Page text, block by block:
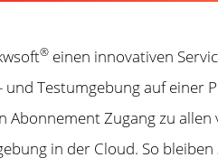
® einen innovativen
Testumgebung auf einer
Abonnement Zugang zu
in der Cloud. So